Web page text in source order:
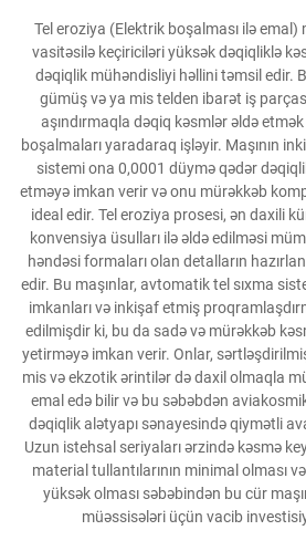
Tel eroziya (Elektrik boşalması ilə emal)
vasitəsilə keçiriciləri yüksək dəqiqliklə
dəqiqlik mühəndisliyi həllini təmsil edir.
gümüş və ya mis telden ibarət iş
aşındırmaqla dəqiq kəsmlər əldə
boşalmaları yaradaraq işləyir. Maşının
sistemi ona 0,0001 düymə qədər
etməyə imkan verir və onu mürəkkəb
ideal edir. Tel eroziya prosesi, ən daxili
konvensiya üsulları ilə əldə edilməsi
həndəsi formaları olan detalların
edir. Bu maşınlar, avtomatik tel sıxma
imkanları və inkişaf etmiş
edilmişdir ki, bu da sadə və mürəkkəb
yetirməyə imkan verir. Onlar,
mis və ekzotik ərintilər də daxil olmaqla
emal edə bilir və bu səbəbdən
dəqiqlik alətyapı sənayesində qiymətli
Uzun istehsal seriyaları ərzində kəsmə
material tullantılarının minimal olması
yüksək olması səbəbindən bu cür
müəssisələri üçün vacib